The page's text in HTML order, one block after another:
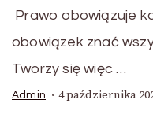
Prawo obowiązuje
obowiązek znać
Tworzy się więc …
Admin 4 października